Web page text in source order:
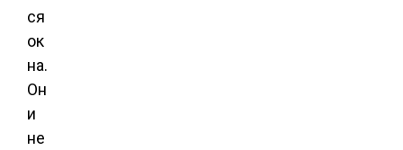
ся
ок
на.
Он
и
не